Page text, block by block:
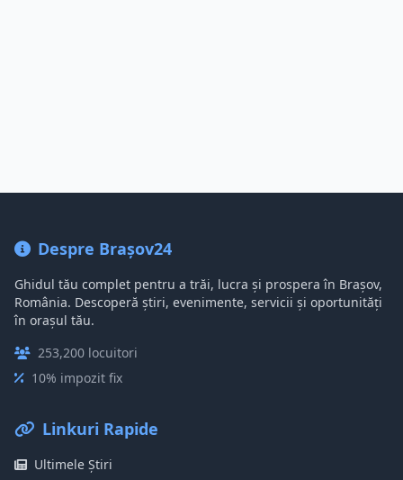
Despre Brașov24
Ghidul tău complet pentru a trăi, lucra și prospera în Brașov,
România. Descoperă știri, evenimente, servicii și oportunități
în orașul tău.
253,200 locuitori
10% impozit fix
Linkuri Rapide
Ultimele Știri